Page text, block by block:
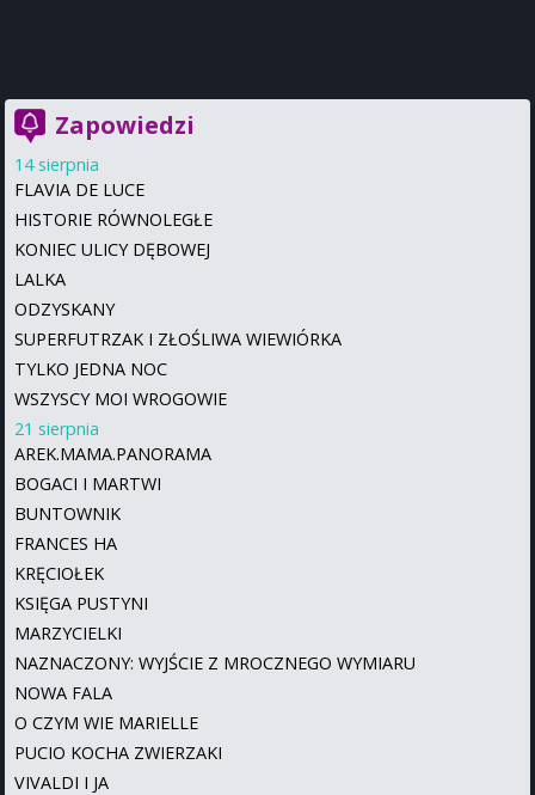
Zapowiedzi
14 sierpnia
FLAVIA DE LUCE
HISTORIE RÓWNOLEGŁE
KONIEC ULICY DĘBOWEJ
LALKA
ODZYSKANY
SUPERFUTRZAK I ZŁOŚLIWA WIEWIÓRKA
TYLKO JEDNA NOC
WSZYSCY MOI WROGOWIE
21 sierpnia
AREK.MAMA.PANORAMA
BOGACI I MARTWI
BUNTOWNIK
FRANCES HA
KRĘCIOŁEK
KSIĘGA PUSTYNI
MARZYCIELKI
NAZNACZONY: WYJŚCIE Z MROCZNEGO WYMIARU
NOWA FALA
O CZYM WIE MARIELLE
PUCIO KOCHA ZWIERZAKI
VIVALDI I JA